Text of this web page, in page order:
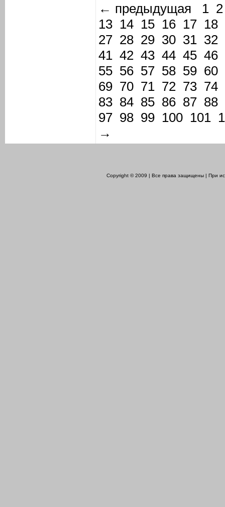
← предыдущая
1 2
13 14 15 16 17 18
27 28 29 30 31 32
41 42 43 44 45 46
55 56 57 58 59 60
69 70 71 72 73 74
83 84 85 86 87 88
97 98 99 100 101
→
Copyright © 2009 | Все права защищены | При